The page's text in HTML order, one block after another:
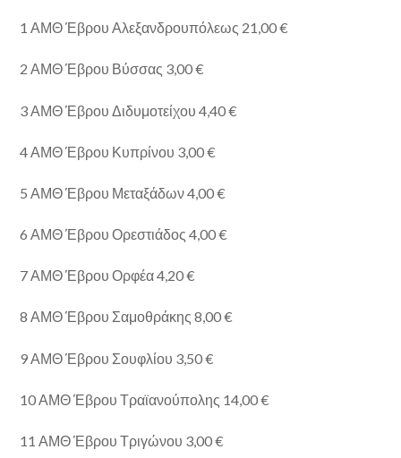
1 ΑΜΘ Έβρου Αλεξανδρουπόλεως 21,00 €
2 ΑΜΘ Έβρου Βύσσας 3,00 €
3 ΑΜΘ Έβρου Διδυμοτείχου 4,40 €
4 ΑΜΘ Έβρου Κυπρίνου 3,00 €
5 ΑΜΘ Έβρου Μεταξάδων 4,00 €
6 ΑΜΘ Έβρου Ορεστιάδος 4,00 €
7 ΑΜΘ Έβρου Ορφέα 4,20 €
8 ΑΜΘ Έβρου Σαμοθράκης 8,00 €
9 ΑΜΘ Έβρου Σουφλίου 3,50 €
10 ΑΜΘ Έβρου Τραϊανούπολης 14,00 €
11 ΑΜΘ Έβρου Τριγώνου 3,00 €